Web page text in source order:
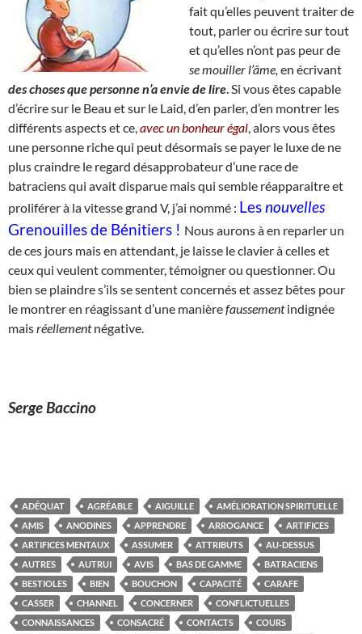
fait qu’elles peuvent traiter de
tout, parler ou écrire sur tout
et qu’elles n’ont pas peur de
semouiller l’âme, en écrivant
des choses que personne n’a envie de lire . Si vous êtes capable
d’écrire sur le Beau et sur le Laid, d’en parler, d’en montrer les
différents aspects et ce, avec un bonheur égal , alors vous êtes
une personne riche qui peut désormais se payer le luxe de ne
plus craindre le regard désapprobateur d’une race de
batraciens qui avait disparue mais qui semble réapparaitre et
proliférer à la vitesse grand V, j’ai nommé : Lesnouvelles
Grenouilles de Bénitiers ! Nous aurons à en reparler un
de ces jours mais en attendant, je laisse le clavier à celles et
ceux qui veulent commenter, témoigner ou questionner. Ou
bien se plaindre s’ils se sentent concernés et assez bêtes pour
le montrer en réagissant d’une manièrefaussementindignée
maisréellementnégative.
Serge Baccino
ADÉQUAT AGRÉABLE AIGUILLE
AMÉLIORATION SPIRITUELLE
AMIS
ANODINES APPRENDRE ARROGANCE
ARTIFICES
ARTIFICES MENTAUX
ASSUMER ATTRIBUTS
AU-DESSUS
AUTRES
AUTRUI AVIS BAS DE GAMME
BATRACIENS
BESTIOLES
BIEN BOUCHON CAPACITÉ
CARAFE
CASSER
CHANNEL CONCERNER
CONFLICTUELLES
CONNAISSANCES
CONSACRÉ CONTACTS
COURS